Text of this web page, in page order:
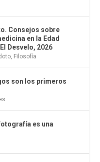
Consejos sobre
en la Edad
Desvelo, 2026
Filosofía
son los primeros
es una